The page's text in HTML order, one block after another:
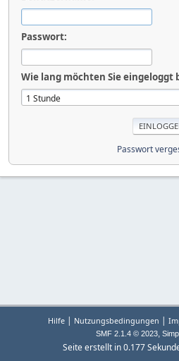
Passwort:
Wie lang möchten Sie eingeloggt
Passwort
Hilfe | Nutzungsbedingungen |
SMF 2.1.4 © 2023,
Seite erstellt in 0.177